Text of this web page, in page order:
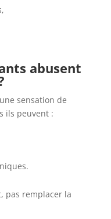
abusent
sensation de
ils peuvent :
pas remplacer la